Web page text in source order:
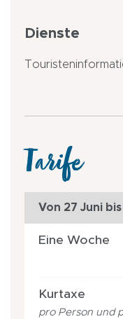
Dienste
Tarife
Von 27 Juni
Eine Woche
Kurtaxe
pro Person und